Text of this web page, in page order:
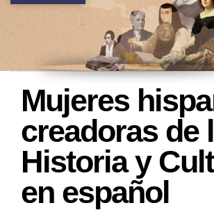
Mujeres
creadoras de
Historia y
en español